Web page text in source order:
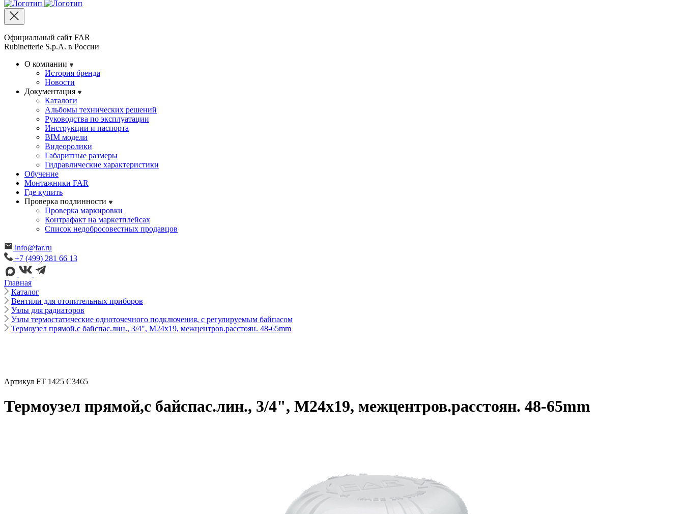
Официальный сайт FAR
Rubinetterie S.p.A. в России
О компании
История бренда
Новости
Документация
Каталоги
Альбомы технических решений
Руководства по эксплуатации
Инструкции и паспорта
BIM модели
Видеоролики
Габаритные размеры
Гидравлические характеристики
Обучение
Монтажники FAR
Где купить
Проверка подлинности
Проверка маркировки
Контрафакт на маркетплейсах
Cписок недобросовестных продавцов
info@far.ru
+7 (499) 281 66 13
Главная
Каталог
Вентили для отопительных приборов
Узлы для радиаторов
Узлы термостатические одноточечного подключения, с регулируемым байпасом
Термоузел прямой,с байспас.лин., 3/4", М24х19, межцентров.расстоян. 48-65mm
Артикул FT 1425 C3465
Термоузел прямой,с байспас.лин., 3/4", М24х19, межцентров.расстоян. 48-65mm